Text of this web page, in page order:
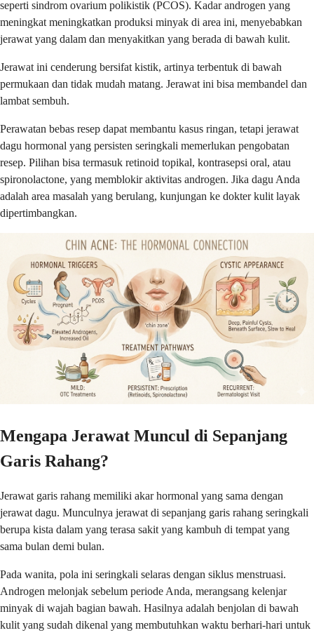
seperti sindrom ovarium polikistik (PCOS). Kadar androgen yang
meningkat meningkatkan produksi minyak di area ini, menyebabkan
jerawat yang dalam dan menyakitkan yang berada di bawah kulit.
Jerawat ini cenderung bersifat kistik, artinya terbentuk di bawah
permukaan dan tidak mudah matang. Jerawat ini bisa membandel dan
lambat sembuh.
Perawatan bebas resep dapat membantu kasus ringan, tetapi jerawat
dagu hormonal yang persisten seringkali memerlukan pengobatan
resep. Pilihan bisa termasuk retinoid topikal, kontrasepsi oral, atau
spironolactone, yang memblokir aktivitas androgen. Jika dagu Anda
adalah area masalah yang berulang, kunjungan ke dokter kulit layak
dipertimbangkan.
Mengapa Jerawat Muncul di Sepanjang
Garis Rahang?
Jerawat garis rahang memiliki akar hormonal yang sama dengan
jerawat dagu. Munculnya jerawat di sepanjang garis rahang seringkali
berupa kista dalam yang terasa sakit yang kambuh di tempat yang
sama bulan demi bulan.
Pada wanita, pola ini seringkali selaras dengan siklus menstruasi.
Androgen melonjak sebelum periode Anda, merangsang kelenjar
minyak di wajah bagian bawah. Hasilnya adalah benjolan di bawah
kulit yang sudah dikenal yang membutuhkan waktu berhari-hari untuk